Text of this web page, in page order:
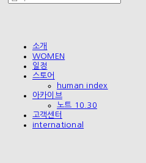
소개
WOMEN
일정
스토어
human index
아카이브
노트 10.30
고객센터
international